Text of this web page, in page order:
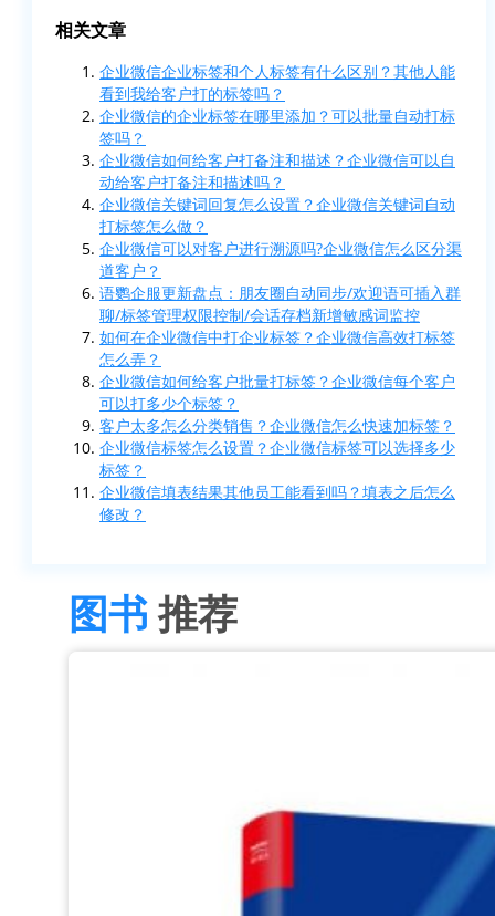
相关文章
企业微信企业标签和个人标签有什么区别？其他人能
看到我给客户打的标签吗？
企业微信的企业标签在哪里添加？可以批量自动打标
签吗？
企业微信如何给客户打备注和描述？企业微信可以自
动给客户打备注和描述吗？
企业微信关键词回复怎么设置？企业微信关键词自动
打标签怎么做？
企业微信可以对客户进行溯源吗?企业微信怎么区分渠
道客户？
语鹦企服更新盘点：朋友圈自动同步/欢迎语可插入群
聊/标签管理权限控制/会话存档新增敏感词监控
如何在企业微信中打企业标签？企业微信高效打标签
怎么弄？
企业微信如何给客户批量打标签？企业微信每个客户
可以打多少个标签？
客户太多怎么分类销售？企业微信怎么快速加标签？
企业微信标签怎么设置？企业微信标签可以选择多少
标签？
企业微信填表结果其他员工能看到吗？填表之后怎么
修改？
图书推荐